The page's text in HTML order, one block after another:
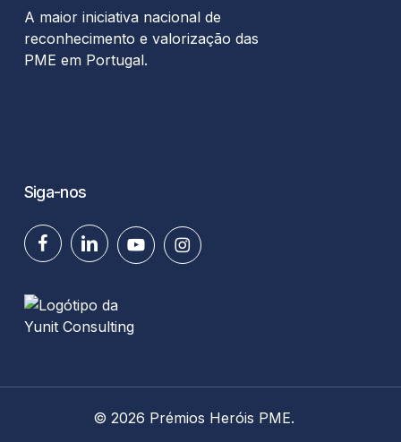
A maior iniciativa nacional de
reconhecimento e valorização das
PME em Portugal.
Siga-nos
facebooklinkedinyoutubeinstagram
© 2026 Prémios Heróis PME.